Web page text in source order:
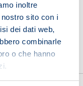
inoltre
sito con i
dei dati web,
combinarle
o che hanno